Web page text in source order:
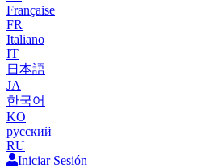
Française
FR
Italiano
IT
日本語
JA
한국어
KO
русский
RU
Iniciar Sesión